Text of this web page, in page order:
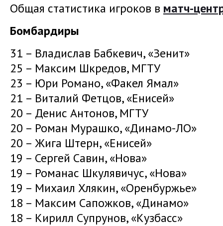
Общая статистика игроков в матч-
Бомбардиры
31 – Владислав Бабкевич, «Зенит»
25 – Максим Шкредов, МГТУ
23 – Юри Романо, «Факел Ямал»
21 – Виталий Фетцов, «Енисей»
20 – Денис Антонов, МГТУ
20 – Роман Мурашко, «Динамо-ЛО»
20 – Жига Штерн, «Енисей»
19 – Сергей Савин, «Нова»
19 – Романас Шкулявичус, «Нова»
19 – Михаил Хлякин, «Оренбуржье»
18 – Максим Сапожков, «Динамо»
18 – Кирилл Супрунов, «Кузбасс»